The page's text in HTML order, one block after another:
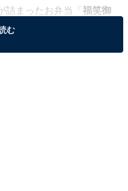
詰まったお弁当「 福笑御
全予約制
ったお弁当を作ることに
む